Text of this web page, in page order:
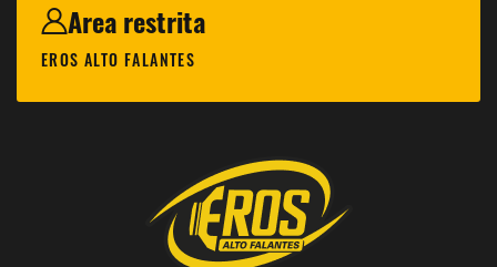
Area restrita
EROS ALTO FALANTES